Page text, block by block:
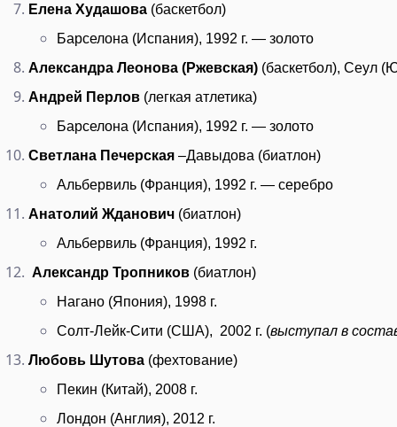
Елена Худашова (баскетбол)
Барселона (Испания), 1992 г. — золото
Александра Леонова (Ржевская) (баскетбол), Сеул
Андрей Перлов (легкая атлетика)
Барселона (Испания), 1992 г. — золото
Светлана Печерская –Давыдова (биатлон)
Альбервиль (Франция), 1992 г. — серебро
Анатолий Жданович (биатлон)
Альбервиль (Франция), 1992 г.
Александр Тропников (биатлон)
Нагано (Япония), 1998 г.
Солт-Лейк-Сити (США), 2002 г. (выступал в
Любовь Шутова (фехтование)
Пекин (Китай), 2008 г.
Лондон (Англия), 2012 г.